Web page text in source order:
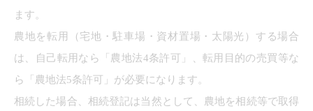
ます。
農地を転用（宅地・駐車場・資材置場・太陽光）する場合
は、自己転用なら「農地法4条許可」、転用目的の売買等な
ら「農地法5条許可」が必要になります。
相続した場合、相続登記は当然として、農地を相続等で取得